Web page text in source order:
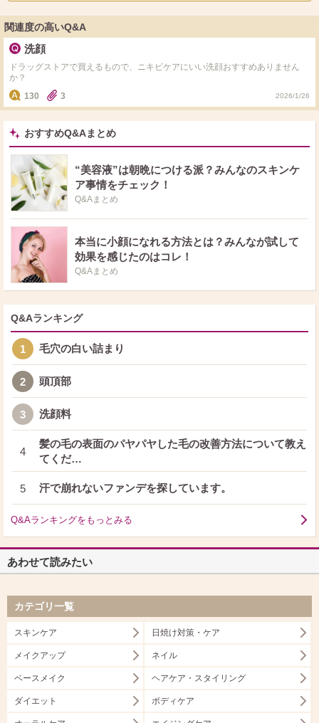
関連度の高いQ&A
洗顔
ドラッグストアで買えるもので、ニキビケアにいい洗顔おすすめありません
か？
130
3 2026/1/26
おすすめQ&Aまとめ
“美容液”は朝晩につける派？みんなのスキンケ
ア事情をチェック！
Q&Aまとめ
本当に小顔になれる方法とは？みんなが試して
効果を感じたのはコレ！
Q&Aまとめ
Q&Aランキング
1 毛穴の白い詰まり
2 頭頂部
3 洗顔料
4
髪の毛の表面のパヤパヤした毛の改善方法について教え
てくだ…
5 汗で崩れないファンデを探しています。
Q&Aランキングをもっとみる
あわせて読みたい
カテゴリ一覧
スキンケア 日焼け対策・ケア
メイクアップ ネイル
ベースメイク ヘアケア・スタイリング
ダイエット ボディケア